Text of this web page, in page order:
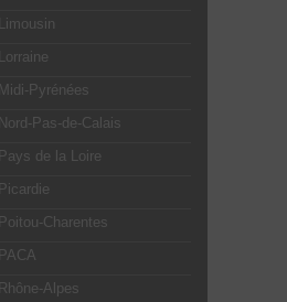
Limousin
Lorraine
Midi-Pyrénées
Nord-Pas-de-Calais
Pays de la Loire
Picardie
Poitou-Charentes
PACA
Rhône-Alpes